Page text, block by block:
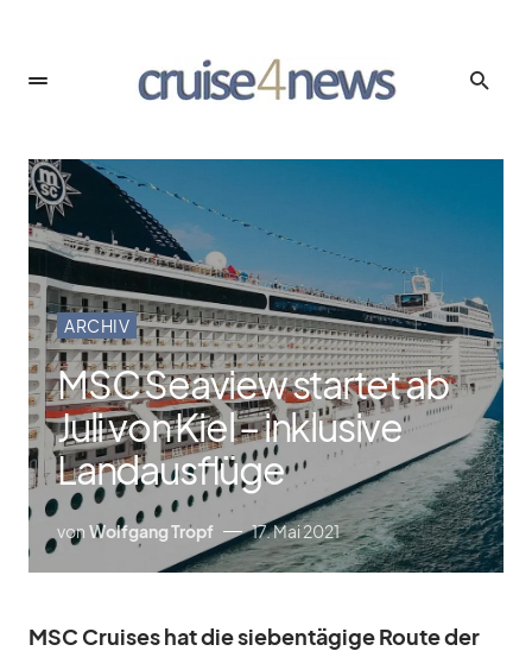
ARCHIV
MSC Seaview startet ab
Juli von Kiel – inklusive
Landausflüge
von Wolfgang Tropf 17. Mai 2021
MSC Crui­ses hat die sie­ben­tä­gige Route der